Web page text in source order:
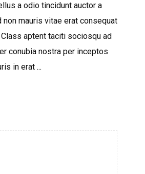
a odio tincidunt auctor a
non mauris vitae erat consequat
aptent taciti sociosqu ad
conubia nostra per inceptos
in erat